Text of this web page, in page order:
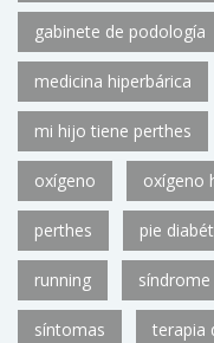
gabinete de podología
medicina hiperbárica
mi hijo tiene perthes
oxígeno oxígeno
perthes pie
running síndrome
síntomas terapia